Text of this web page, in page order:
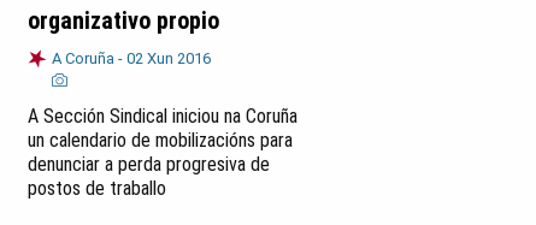
organizativo propio
A Coruña - 02 Xun 2016
A Sección Sindical iniciou na Coruña
un calendario de mobilizacións para
denunciar a perda progresiva de
postos de traballo